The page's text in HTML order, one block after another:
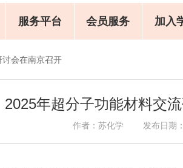
服务平台 会员服务 加入
会在南京召开
2025年超分子功能材料交
作者：苏化学 发布日期